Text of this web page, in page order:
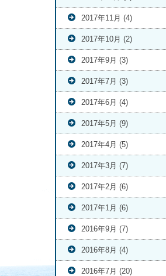
2017年11月 (4)
2017年10月 (2)
2017年9月 (3)
2017年7月 (3)
2017年6月 (4)
2017年5月 (9)
2017年4月 (5)
2017年3月 (7)
2017年2月 (6)
2017年1月 (6)
2016年9月 (7)
2016年8月 (4)
2016年7月 (20)